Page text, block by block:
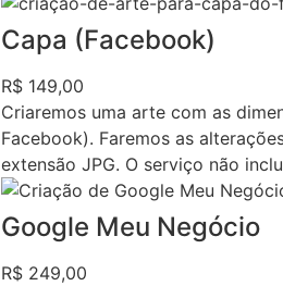
Capa (Facebook)
R$ 149,00
Criaremos uma arte com as
Facebook). Faremos as
extensão JPG. O serviço não
Google Meu Negócio
R$ 249,00